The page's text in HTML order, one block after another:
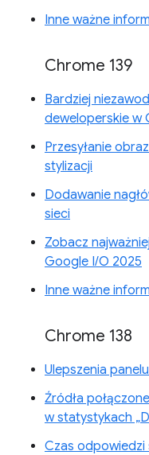
Inne ważne
Chrome 139
Bardziej
deweloperskie w
Przesyłanie
stylizacji
Dodawanie
sieci
Zobacz
Google I/O 2025
Inne ważne
Chrome 138
Ulepszenia
Źródła
w statystykach
Czas odpowiedzi